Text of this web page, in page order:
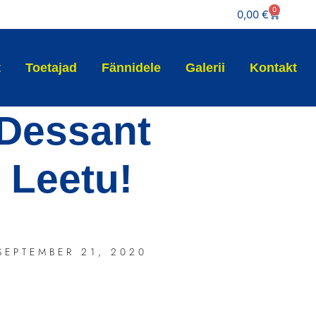
0,00€ 0
Toetajad Fännidele Galerii Kontakt
Leetu!
21, 2020